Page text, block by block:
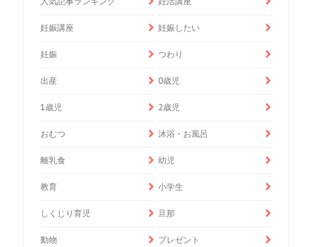
妊娠講座 妊娠したい
妊娠 つわり
出産 0歳児
1歳児 2歳児
おむつ 沐浴・お風呂
離乳食 幼児
教育 小学生
しくじり育児 旦那
動物 プレゼント